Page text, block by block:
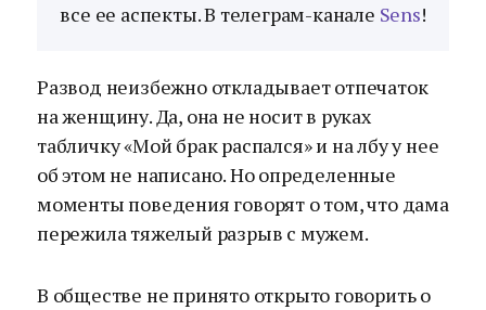
все ее аспекты. В телеграм-канале Sens!
Развод неизбежно откладывает отпечаток
на женщину. Да, она не носит в руках
табличку «Мой брак распался» и на лбу у нее
об этом не написано. Но определенные
моменты поведения говорят о том, что дама
пережила тяжелый разрыв с мужем.
В обществе не принято открыто говорить о